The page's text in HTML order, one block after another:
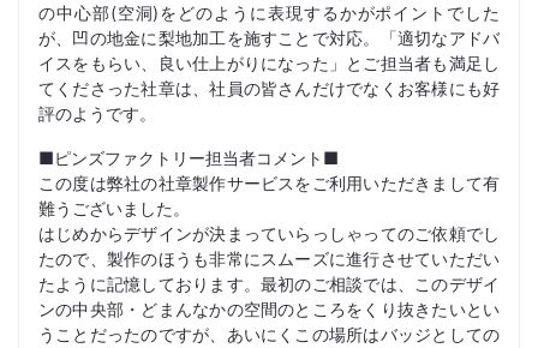
の中心部(空洞)をどのように表現するかがポイントでした
が、凹の地金に梨地加工を施すことで対応。「適切なアドバ
イスをもらい、良い仕上がりになった」とご担当者も満足し
てくださった社章は、社員の皆さんだけでなくお客様にも好
評のようです。
■ピンズファクトリー担当者コメント■
この度は弊社の社章製作サービスをご利用いただきまして有
難うございました。
はじめからデザインが決まっていらっしゃってのご依頼でし
たので、製作のほうも非常にスムーズに進行させていただい
たように記憶しております。最初のご相談では、このデザイ
ンの中央部・どまんなかの空間のところをくり抜きたいとい
うことだったのですが、あいにくこの場所はバッジとしての